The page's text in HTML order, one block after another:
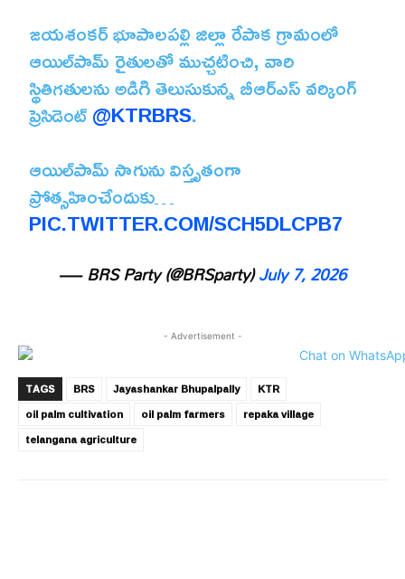
జయశంకర్ భూపాలపల్లి జిల్లా రేపాక గ్రామంలో
ఆయిల్‌పామ్ రైతులతో ముచ్చటించి, వారి
స్థితిగతులను అడిగి తెలుసుకున్న బీఆర్ఎస్ వర్కింగ్
ప్రెసిడెంట్@KTRBRS.
ఆయిల్‌పామ్ సాగును విస్తృతంగా
ప్రోత్సహించేందుకు…
PIC.TWITTER.COM/SCH5DLCPB7
— BRS Party (@BRSparty)July 7, 2026
- Advertisement -
TAGS BRS Jayashankar Bhupalpally
KTR
oil palm cultivation
oil palm farmers
repaka village
telangana agriculture